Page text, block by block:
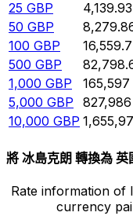
25 GBP 4,139.93
50 GBP
100 GBP 16,559.7
500 GBP
1,000 GBP 165,597
5,000 GBP 827,986
10,000 GBP
將 冰島克朗 轉換為 英
Rate information of
currency